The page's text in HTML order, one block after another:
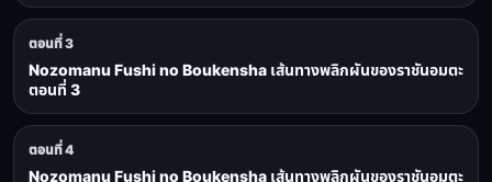
ตอนที่ 3
Nozomanu Fushi no Boukensha เส้นทางพลิกผันของราชันอมตะ
ตอนที่ 3
ตอนที่ 4
Nozomanu Fushi no Boukensha เส้นทางพลิกผันของราชันอมตะ